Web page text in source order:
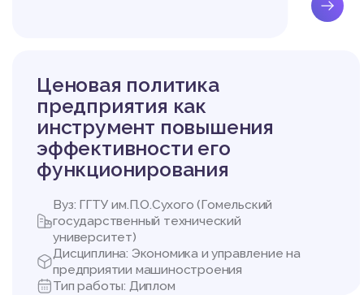
ГЛАВА 3
3.2 Принятие
армтехнология»
Ценовая политика
предприятия как
инструмент повышения
эффективности его
функционирования
Вуз: ГГТУ им.П.О.Сухого (Гомельский
государственный технический
университет)
Дисциплина: Экономика и управление на
предприятии машиностроения
Тип работы: Диплом